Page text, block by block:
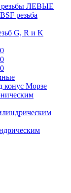
резьбы ЛЕВЫЕ
резьба
G, R и K
конус Морзе